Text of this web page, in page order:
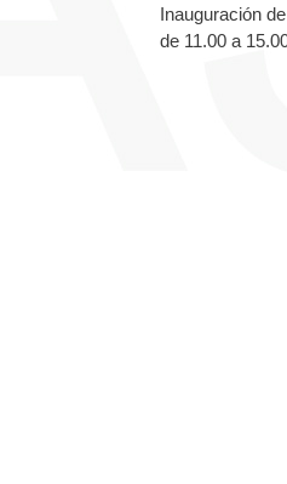
Inauguración
de 11.00 a